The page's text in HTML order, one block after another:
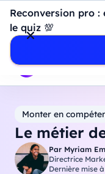
Introduction à Power
dashboard de A à Z
-
Professionnels
Reconversion pro
le quiz 💯
Monter en
Le métier
Par Myriam
Directrice
Dernière mise